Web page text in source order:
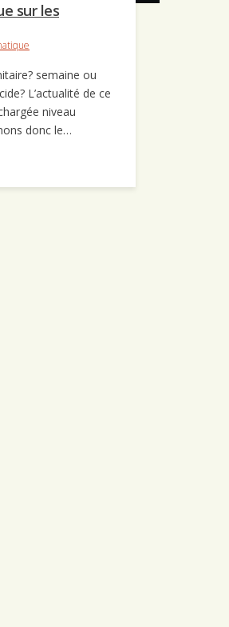
sur les
semaine ou
L’actualité de ce
niveau
donc le…